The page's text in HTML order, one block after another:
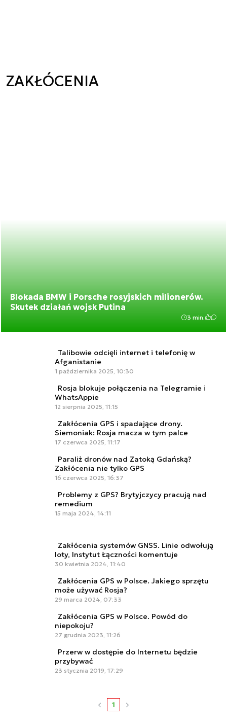
ZAKŁÓCENIA
Blokada BMW i Porsche rosyjskich milionerów.
Skutek działań wojsk Putina
3 min.
Talibowie odcięli internet i telefonię w
Afganistanie
1 października 2025, 10:30
Rosja blokuje połączenia na Telegramie i
WhatsAppie
12 sierpnia 2025, 11:15
Zakłócenia GPS i spadające drony.
Siemoniak: Rosja macza w tym palce
17 czerwca 2025, 11:17
Paraliż dronów nad Zatoką Gdańską?
Zakłócenia nie tylko GPS
16 czerwca 2025, 16:37
Problemy z GPS? Brytyjczycy pracują nad
remedium
15 maja 2024, 14:11
Zakłócenia systemów GNSS. Linie odwołują
loty, Instytut Łączności komentuje
30 kwietnia 2024, 11:40
Zakłócenia GPS w Polsce. Jakiego sprzętu
może używać Rosja?
29 marca 2024, 07:33
Zakłócenia GPS w Polsce. Powód do
niepokoju?
27 grudnia 2023, 11:26
Przerw w dostępie do Internetu będzie
przybywać
23 stycznia 2019, 17:29
1